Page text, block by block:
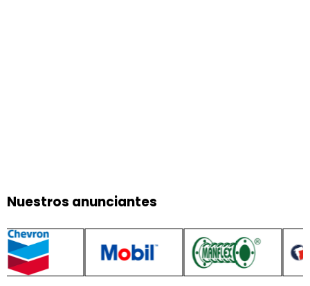
Nuestros anunciantes